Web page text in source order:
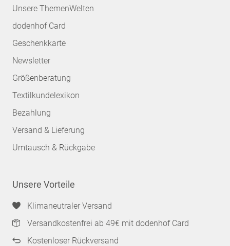
Unsere ThemenWelten
dodenhof Card
Geschenkkarte
Newsletter
Größenberatung
Textilkundelexikon
Bezahlung
Versand & Lieferung
Umtausch & Rückgabe
Unsere Vorteile
Klimaneutraler Versand
Versandkostenfrei ab 49€ mit dodenhof Card
Kostenloser Rückversand